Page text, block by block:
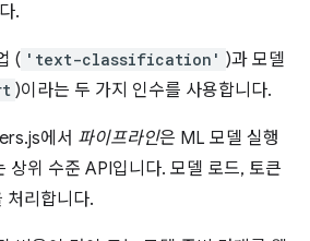
.
( 'text-classification' )과 모델
)이라는 두 가지 인수를 사용합니다.
에서 파이프라인은 ML 모델 실행
상위 수준 API입니다. 모델 로드, 토큰
처리합니다.